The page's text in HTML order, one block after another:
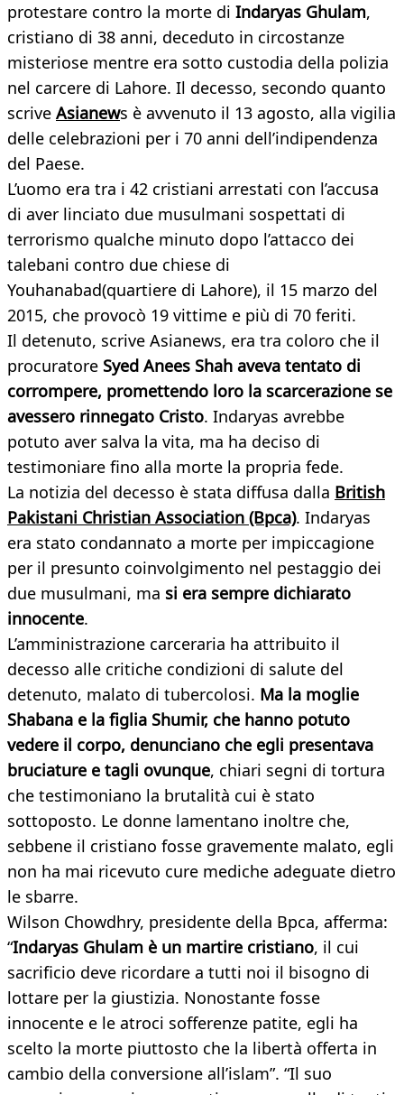
protestare contro la morte di Indaryas Ghulam,
cristiano di 38 anni, deceduto in circostanze
misteriose mentre era sotto custodia della polizia
nel carcere di Lahore. Il decesso, secondo quanto
scrive Asianews è avvenuto il 13 agosto, alla vigilia
delle celebrazioni per i 70 anni dell’indipendenza
del Paese.
L’uomo era tra i 42 cristiani arrestati con l’accusa
di aver linciato due musulmani sospettati di
terrorismo qualche minuto dopo l’attacco dei
talebani contro due chiese di
Youhanabad(quartiere di Lahore), il 15 marzo del
2015, che provocò 19 vittime e più di 70 feriti.
Il detenuto, scrive Asianews, era tra coloro che il
procuratore Syed Anees Shah aveva tentato di
corrompere, promettendo loro la scarcerazione se
avessero rinnegato Cristo. Indaryas avrebbe
potuto aver salva la vita, ma ha deciso di
testimoniare fino alla morte la propria fede.
La notizia del decesso è stata diffusa dalla British
Pakistani Christian Association (Bpca). Indaryas
era stato condannato a morte per impiccagione
per il presunto coinvolgimento nel pestaggio dei
due musulmani, ma si era sempre dichiarato
innocente.
L’amministrazione carceraria ha attribuito il
decesso alle critiche condizioni di salute del
detenuto, malato di tubercolosi. Ma la moglie
Shabana e la figlia Shumir, che hanno potuto
vedere il corpo, denunciano che egli presentava
bruciature e tagli ovunque, chiari segni di tortura
che testimoniano la brutalità cui è stato
sottoposto. Le donne lamentano inoltre che,
sebbene il cristiano fosse gravemente malato, egli
non ha mai ricevuto cure mediche adeguate dietro
le sbarre.
Wilson Chowdhry, presidente della Bpca, afferma:
“Indaryas Ghulam è un martire cristiano, il cui
sacrificio deve ricordare a tutti noi il bisogno di
lottare per la giustizia. Nonostante fosse
innocente e le atroci sofferenze patite, egli ha
scelto la morte piuttosto che la libertà offerta in
cambio della conversione all’islam”. “Il suo